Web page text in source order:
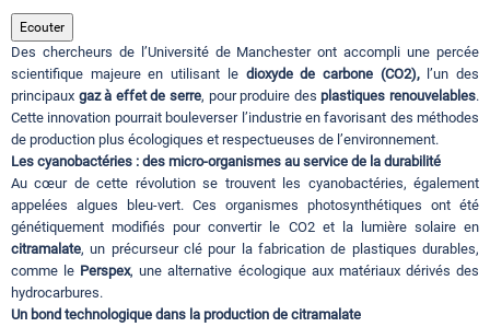
Contact
Ecouter
Des chercheurs de l’Université de Manchester ont accompli une percée
scientifique majeure en utilisant le dioxyde de carbone (CO2),l’un des
principaux gaz à effet de serre, pour produire desplastiques renouvelables.
Cette innovation pourrait bouleverser l’industrie en favorisant des méthodes
de production plus écologiques et respectueuses de l’environnement.
Les cyanobactéries : des micro-organismes au service de la durabilité
Au cœur de cette révolution se trouvent les cyanobactéries, également
appelées algues bleu-vert. Ces organismes photosynthétiques ont été
génétiquement modifiés pour convertir le CO2 et la lumière solaire en
citramalate, un précurseur clé pour la fabrication de plastiques durables,
comme le Perspex, une alternative écologique aux matériaux dérivés des
hydrocarbures.
Un bond technologique dans la production de citramalate